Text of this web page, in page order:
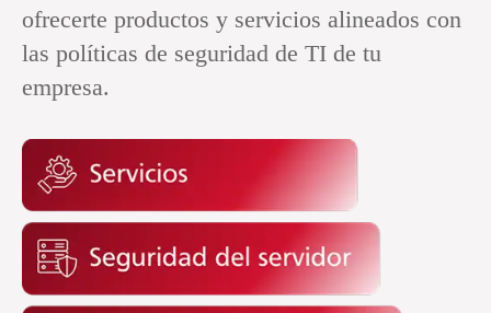
ofrecerte productos y servicios alineados con
las políticas de seguridad de TI de tu
empresa.